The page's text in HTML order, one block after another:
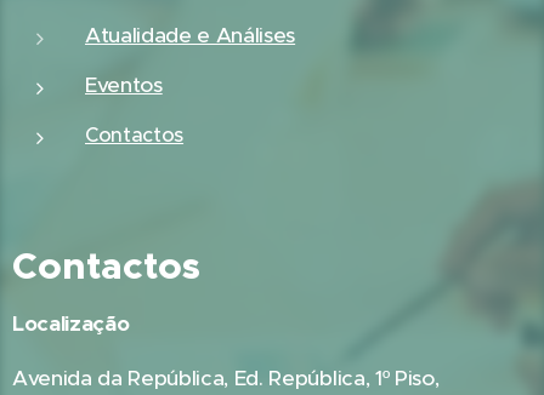
Atualidade e Análises
Eventos
Contactos
Contactos
Localização
Avenida da República, Ed. República, 1º Piso,